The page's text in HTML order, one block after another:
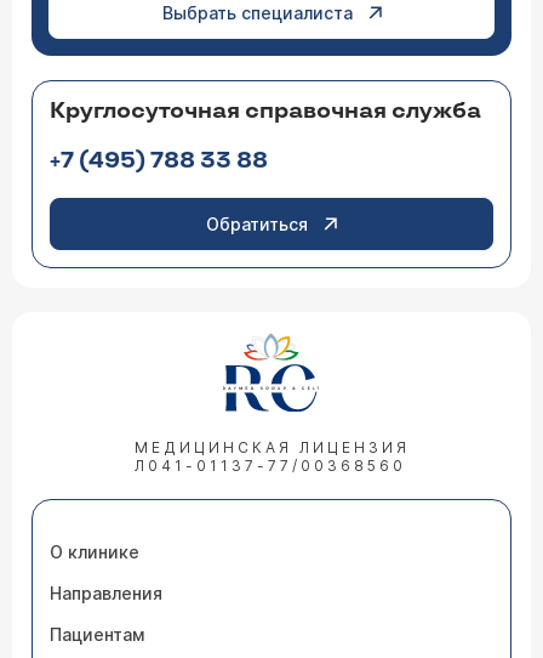
Выбрать специалиста
Круглосуточная справочная служба
+7 (495) 788 33 88
Обратиться
МЕДИЦИНСКАЯ ЛИЦЕНЗИЯ
Л041-01137-77/00368560
О клинике
Направления
Пациентам